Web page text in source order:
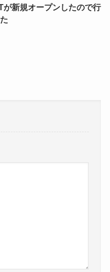
が新規オープンしたので行